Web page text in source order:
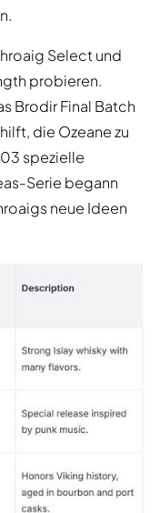
Select und
probieren.
Brodir Final Batch
die Ozeane zu
spezielle
Serie begann
neue Ideen